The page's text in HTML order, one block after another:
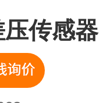
传感器